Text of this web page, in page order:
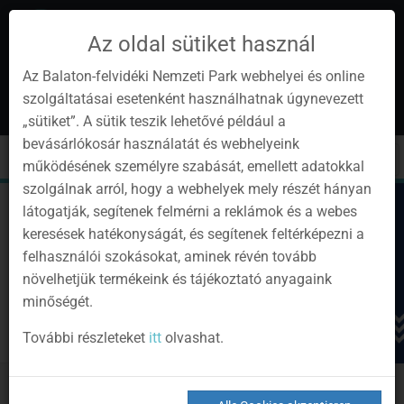
Instagram
YoutubeFacebookProgramok
Newsletter
de
Toggle
cart
Toggle
navigation
Anmelden
Az oldal sütiket használ
Az Balaton-felvidéki Nemzeti Park webhelyei és online
szolgáltatásai esetenként használhatnak úgynevezett
„sütiket”. A sütik teszik lehetővé például a
bevásárlókosár használatát és webhelyeink
működésének személyre szabását, emellett adatokkal
szolgálnak arról, hogy a webhelyek mely részét hányan
látogatják, segítenek felmérni a reklámok és a webes
keresések hatékonyságát, és segítenek feltérképezni a
felhasználói szokásokat, aminek révén tovább
növelhetjük termékeink és tájékoztató anyagaink
minőségét.
További részleteket ittolvashat.